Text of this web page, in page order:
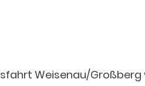
Weisenau/